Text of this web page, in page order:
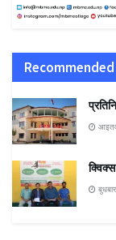
Recommended